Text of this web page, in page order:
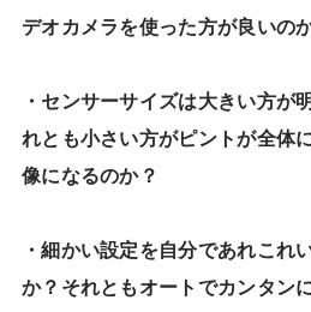
デオカメラを使った方が良いの
・センサーサイズは大きい方が
れとも小さい方がピントが全体
像になるのか？
・細かい設定を自分であれこれ
か？それともオートでカンタン